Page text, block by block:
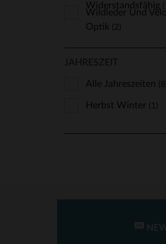
Widerstandsfähig
Wildleder Und
Optik
(2)
JAHRESZEIT
Alle Jahreszeiten (8)
Herbst Winter (1)